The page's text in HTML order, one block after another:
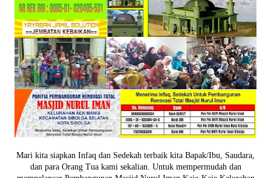
Mari kita siapkan Infaq dan Sedekah terbaik kita Bapak/Ibu, Saudara,
dan para Orang Tua kami sekalian. Untuk mempermudah dan